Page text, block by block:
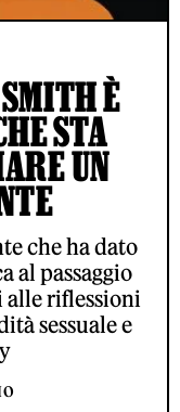
È
STA
UN
che ha dato
al passaggio
riflessioni
sessuale e